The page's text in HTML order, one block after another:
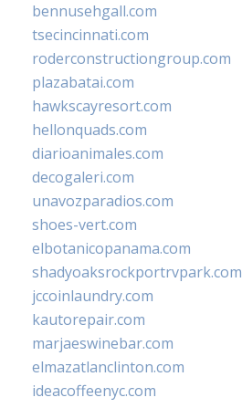
bennusehgall.com
tsecincinnati.com
roderconstructiongroup.com
plazabatai.com
hawkscayresort.com
hellonquads.com
diarioanimales.com
decogaleri.com
unavozparadios.com
shoes-vert.com
elbotanicopanama.com
shadyoaksrockportrvpark.com
jccoinlaundry.com
kautorepair.com
marjaeswinebar.com
elmazatlanclinton.com
ideacoffeenyc.com